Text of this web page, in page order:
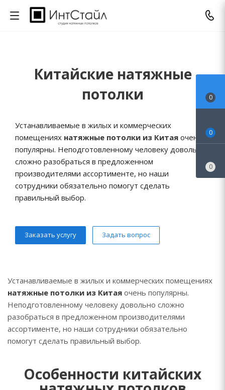
Китайские натяжные
потолки
Устанавливаемые в жилых и коммерческих
помещениях натяжные потолки из Китая очень
популярны. Неподготовленному человеку довольно
сложно разобраться в предложенном
производителями ассортименте, но наши
сотрудники обязательно помогут сделать
правильный выбор.
Заказать услугу Задать вопрос
Устанавливаемые в жилых и коммерческих помещениях
натяжные потолки из Китая очень популярны.
Неподготовленному человеку довольно сложно
разобраться в предложенном производителями
ассортименте, но наши сотрудники обязательно
помогут сделать правильный выбор.
Особенности китайских
0
0
0